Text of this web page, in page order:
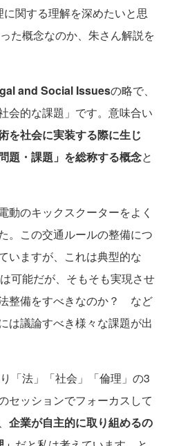
関する理解を深めたいと思
た概念なのか、朱さん解説を
and Social Issuesの略で、
会的な課題」です。意味合い
を社会に実装する際に生じ
題・課題」を総称する概念と
のキックスクーターをよく
。この交通ルールの整備につ
いますが、これは典型的な
可能だが、そもそも実現させ
整備をすべきなのか？ など
は議論すべき様々な課題が出
「法」「社会」「倫理」の3
セッションでフォーカスして
企業が自主的に取り組めるの